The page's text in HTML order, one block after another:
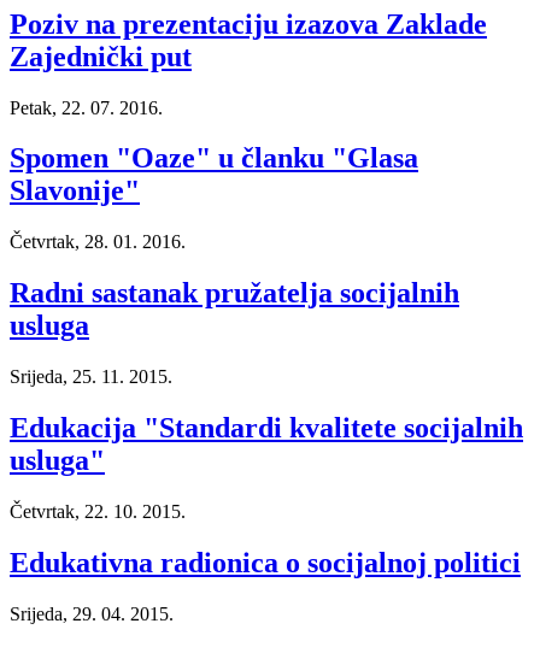
Poziv na prezentaciju izazova Zaklade
Zajednički put
Petak, 22. 07. 2016.
Spomen "Oaze" u članku "Glasa
Slavonije"
Četvrtak, 28. 01. 2016.
Radni sastanak pružatelja socijalnih
usluga
Srijeda, 25. 11. 2015.
Edukacija "Standardi kvalitete socijalnih
usluga"
Četvrtak, 22. 10. 2015.
Edukativna radionica o socijalnoj politici
Srijeda, 29. 04. 2015.